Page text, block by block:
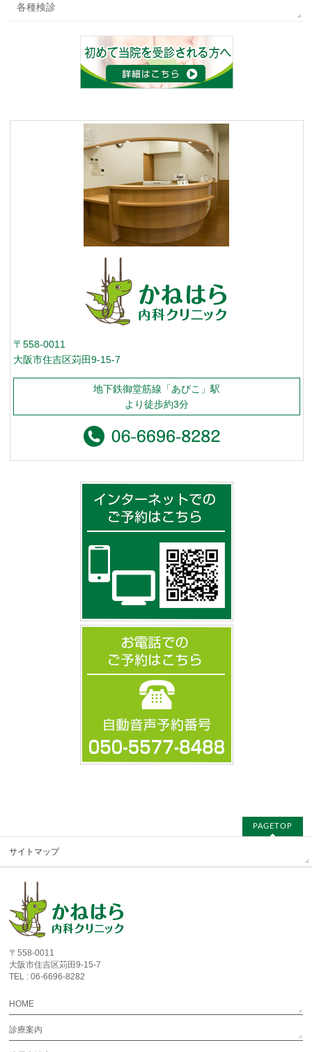
各種検診
〒558-0011
大阪市住吉区苅田9-15-7
地下鉄御堂筋線「あびこ」駅
より徒歩約3分
PAGETOP
サイトマップ
〒558-0011
大阪市住吉区苅田9-15-7
TEL : 06-6696-8282
HOME
診療案内